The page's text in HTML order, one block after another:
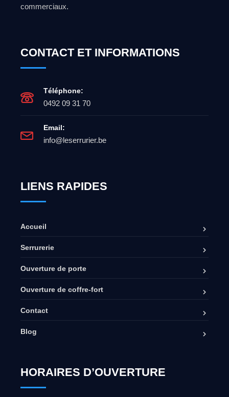
commerciaux.
CONTACT ET INFORMATIONS
Téléphone:
0492 09 31 70
Email:
info@leserrurier.be
LIENS RAPIDES
Accueil
Serrurerie
Ouverture de porte
Ouverture de coffre-fort
Contact
Blog
HORAIRES D’OUVERTURE